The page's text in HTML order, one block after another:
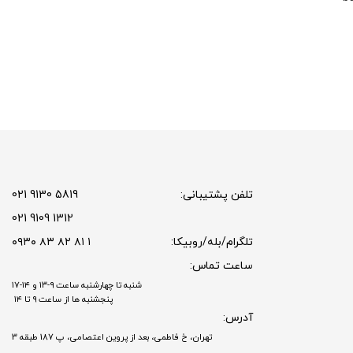
تلفن پشتیبانی:
5819 9130 021
1312 9109 021
تلگرام/بله/روبیکا:
۱ ۸۱ ۸۲ ۸۳ ۰۹۳۰
ساعت تماس:
شنبه تا چهارشنبه ساعت ۹-۱۳ و ۱۴-۱۷
پنجشنبه ها از ساعت ۹ تا ۱۴
آدرس:
تهران، خ فاطمی، بعد از پروین اعتصامی، پ 187 طبقه 3